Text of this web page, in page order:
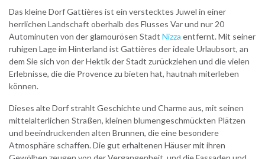
Das kleine Dorf Gattières ist ein verstecktes Juwel in einer
herrlichen Landschaft oberhalb des Flusses Var und nur 20
Autominuten von der glamourösen Stadt Nizza entfernt. Mit seiner
ruhigen Lage im Hinterland ist Gattières der ideale Urlaubsort, an
dem Sie sich von der Hektik der Stadt zurückziehen und die vielen
Erlebnisse, die die Provence zu bieten hat, hautnah miterleben
können.
Dieses alte Dorf strahlt Geschichte und Charme aus, mit seinen
mittelalterlichen Straßen, kleinen blumengeschmückten Plätzen
und beeindruckenden alten Brunnen, die eine besondere
Atmosphäre schaffen. Die gut erhaltenen Häuser mit ihren